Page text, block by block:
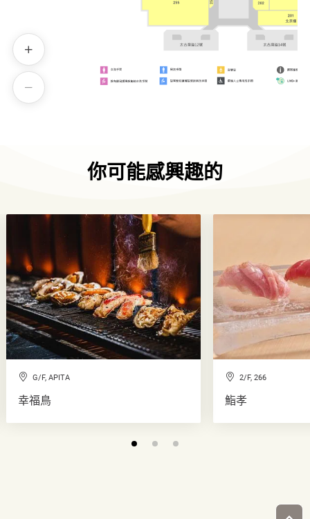
你可能感興趣的
G/F, APITA
幸福鳥
2/F, 266
鮨孝